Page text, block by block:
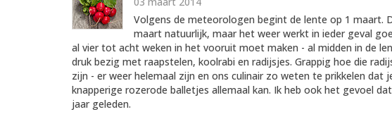
Volgens de meteorologen begint de lente op 1 maart.
maart natuurlijk, maar het weer werkt in ieder geval
al vier tot acht weken in het vooruit moet maken - al midden in de
druk bezig met raapstelen, koolrabi en radijsjes. Grappig hoe die
zijn - er weer helemaal zijn en ons culinair zo weten te prikkelen
knapperige rozerode balletjes allemaal kan. Ik heb ook het gevoel
jaar geleden.